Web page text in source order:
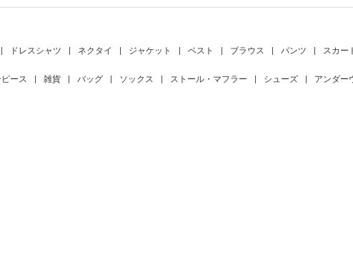
ドレスシャツ ネクタイ ジャケット ベスト ブラウス パンツ スカー
ース 雑貨 バッグ ソックス ストール・マフラー シューズ アンダー